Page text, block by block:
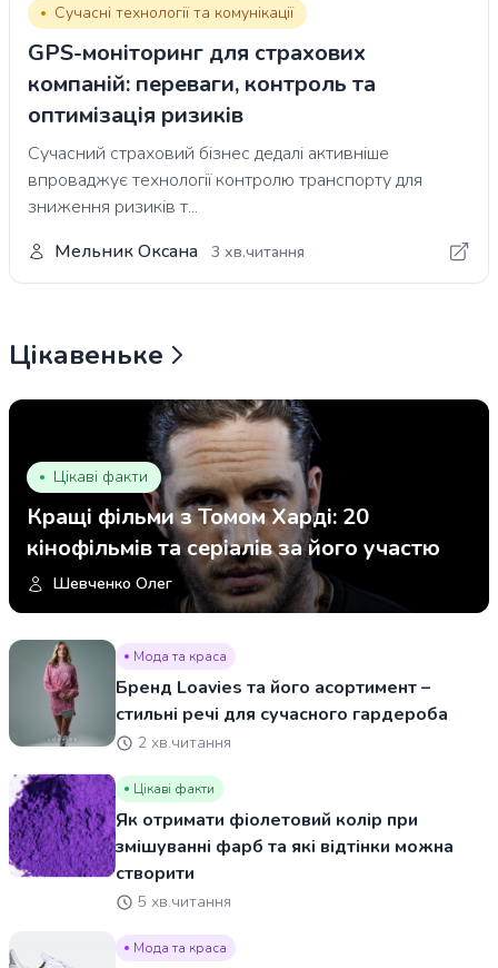
Сучасні технології та комунікації
GPS-моніторинг для страхових
компаній: переваги, контроль та
оптимізація ризиків
Сучасний страховий бізнес дедалі активніше
впроваджує технології контролю транспорту для
зниження ризиків т...
Мельник Оксана
3 хв.читання
Цікавеньке
Цікаві факти
Кращі фільми з Томом Харді: 20
кінофільмів та серіалів за його участю
Шевченко Олег
Мода та краса
Бренд Loavies та його асортимент –
стильні речі для сучасного гардероба
2 хв.читання
Цікаві факти
Як отримати фіолетовий колір при
змішуванні фарб та які відтінки можна
створити
5 хв.читання
Мода та краса